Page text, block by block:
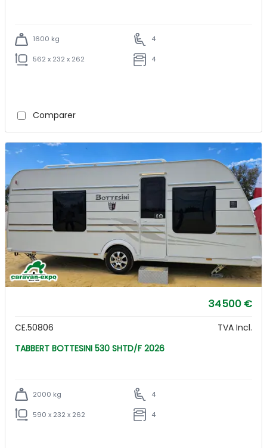
1600 kg 4
562 x 232 x 262 4
Comparer
34 500 €
CE.50806
TVA Incl.
TABBERT BOTTESINI 530 SHTD/F 2026
2000 kg 4
590 x 232 x 262 4